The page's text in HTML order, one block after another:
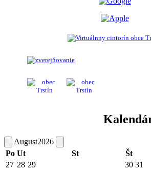
August2026
Po Ut St Št
27 28 29 30 31